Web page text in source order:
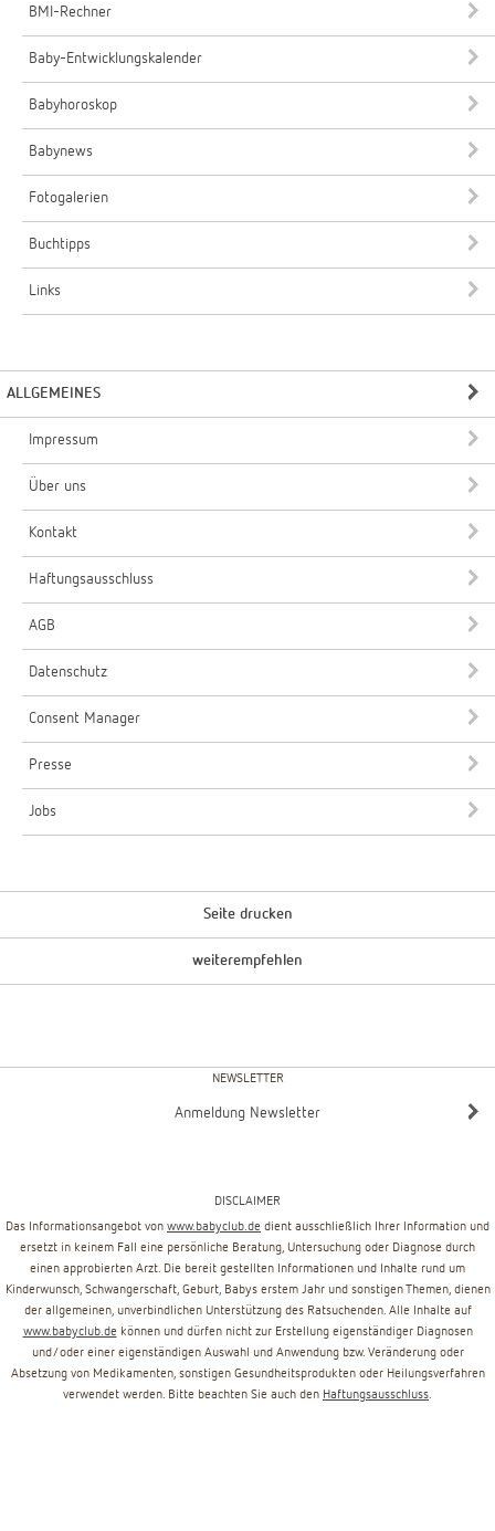
BMI-Rechner
Baby-Entwicklungskalender
Babyhoroskop
Babynews
Fotogalerien
Buchtipps
Links
ALLGEMEINES
Impressum
Über uns
Kontakt
Haftungsausschluss
AGB
Datenschutz
Consent Manager
Presse
Jobs
Seite drucken
weiterempfehlen
NEWSLETTER
Anmeldung Newsletter
DISCLAIMER
Das Informationsangebot von www.babyclub.de dient ausschließlich Ihrer Information und
ersetzt in keinem Fall eine persönliche Beratung, Untersuchung oder Diagnose durch
einen approbierten Arzt. Die bereit gestellten Informationen und Inhalte rund um
Kinderwunsch, Schwangerschaft, Geburt, Babys erstem Jahr und sonstigen Themen, dienen
der allgemeinen, unverbindlichen Unterstützung des Ratsuchenden. Alle Inhalte auf
www.babyclub.de können und dürfen nicht zur Erstellung eigenständiger Diagnosen
und/oder einer eigenständigen Auswahl und Anwendung bzw. Veränderung oder
Absetzung von Medikamenten, sonstigen Gesundheitsprodukten oder Heilungsverfahren
verwendet werden. Bitte beachten Sie auch den Haftungsausschluss.